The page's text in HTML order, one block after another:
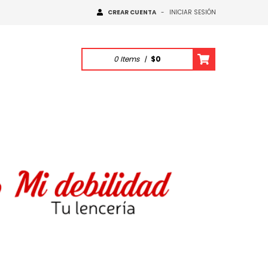
CREAR CUENTA - INICIAR SESIÓN
0Items | $0